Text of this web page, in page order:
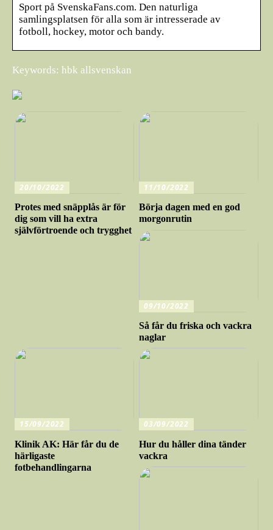
Sport på SvenskaFans.com. Den naturliga
samlingsplatsen för alla som är intresserade av
fotboll, hockey, motor och bandy.
Keywords: hbk allsvenskan
20/10/2022
Protes med snäpplås är för
dig som vill ha extra
självförtroende och trygghet
11/10/2022
Börja dagen med en god
morgonrutin
09/10/2022
Så får du friska och vackra
naglar
15/09/2022
Klinik AK: Här får du de
härligaste
fotbehandlingarna
03/09/2022
Hur du håller dina tänder
vackra